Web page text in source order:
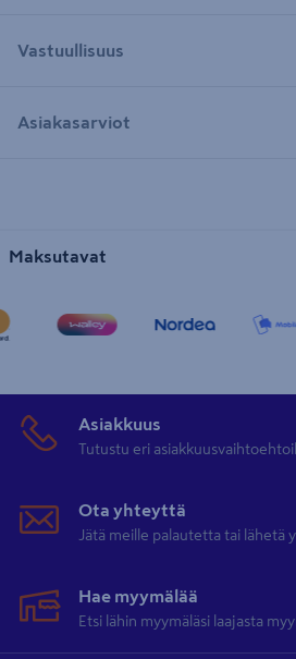
Vastuullisuus
Asiakasarviot
Maksutavat
Asiakkuus
Tutustu eri
Ota yhteyttä
Jätä meille palautetta tai
Hae myymälää
Etsi lähin myymäläsi laajasta